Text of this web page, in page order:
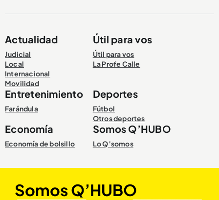
Compartir Noticia
Actualidad
Judicial
Local
Internacional
Movilidad
Útil para vos
Útil para vos
La Profe Calle
Entretenimiento
Farándula
Deportes
Fútbol
Otros deportes
Economía
Economía de bolsillo
Somos Q’HUBO
Lo Q’somos
Somos Q’HUBO